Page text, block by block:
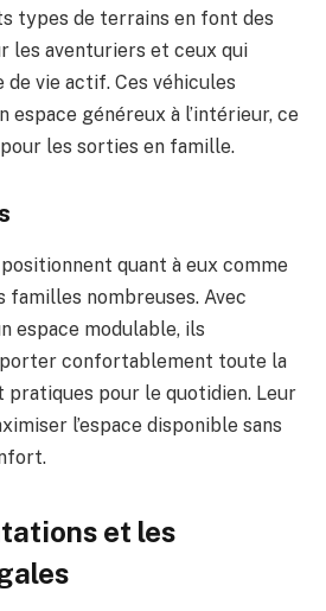
types de terrains en font des
les aventuriers et ceux qui
vie actif. Ces véhicules
généreux à l’intérieur, ce
les sorties en famille.
quant à eux comme
familles nombreuses. Avec
espace modulable, ils
confortablement toute la
pour le quotidien. Leur
l’espace disponible sans
et les